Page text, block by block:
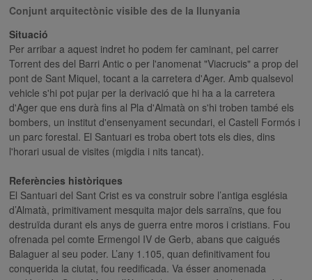
Conjunt arquitectònic visible des de la llunyania
Situació
Per arribar a aquest indret ho podem fer caminant, pel carrer
Torrent des del Barri Antic o per l'anomenat "Viacrucis" a prop del
pont de Sant Miquel, tocant a la carretera d'Ager. Amb qualsevol
vehicle s'hi pot pujar per la derivació que hi ha a la carretera
d'Ager que ens durà fins al Pla d'Almatà on s'hi troben també els
bombers, un institut d'ensenyament secundari, el Castell Formós i
un parc forestal. El Santuari es troba obert tots els dies, dins
l'horari usual de visites (migdia i nits tancat).
Referències històriques
El Santuari del Sant Crist es va construir sobre l’antiga església
d’Almatà, primitivament mesquita major dels sarraïns, que fou
destruïda durant els anys de guerra entre moros i cristians. Fou
ofrenada pel comte Ermengol IV de Gerb, abans que caigués
Balaguer al seu poder. L’any 1.105, quan definitivament fou
conquerida la ciutat, fou reedificada. Va ésser anomenada